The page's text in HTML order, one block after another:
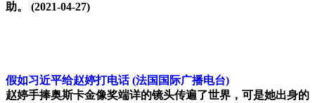
助。
(2021-04-27)
假如习近平给赵婷打电话 (法国国际广播电台)
赵婷手捧奥斯卡金像奖端详的镜头传遍了世界，可是她出身的